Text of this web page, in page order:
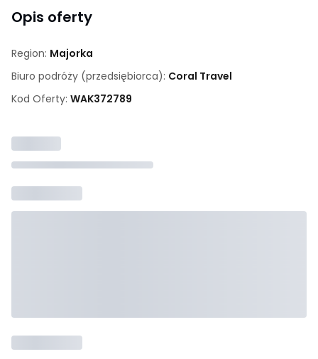
Opis oferty
Region: Majorka
Biuro podróży (przedsiębiorca): Coral Travel
Kod Oferty: WAK372789